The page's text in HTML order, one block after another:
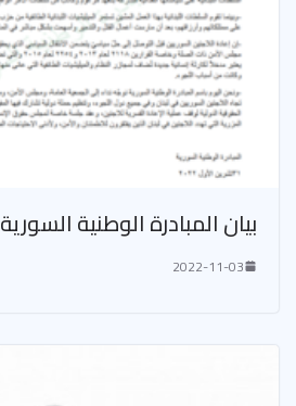
بيان المبادرة الوطنية السورية
2022-11-03